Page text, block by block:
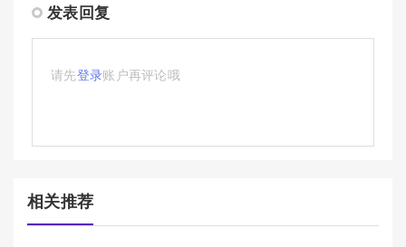
发表回复
请先登录账户再评论哦
相关推荐